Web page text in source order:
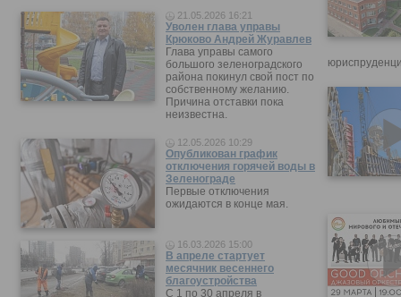
21.05.2026 16:21
Уволен глава управы
Крюково Андрей Журавлев
Глава управы самого
большого зеленоградского
района покинул свой пост по
собственному желанию.
Причина отставки пока
неизвестна.
12.05.2026 10:29
Опубликован график
отключения горячей воды в
Зеленограде
Первые отключения
ожидаются в конце мая.
16.03.2026 15:00
В апреле стартует
месячник весеннего
благоустройства
С 1 по 30 апреля в